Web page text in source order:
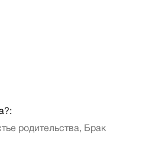
родительства, Брак